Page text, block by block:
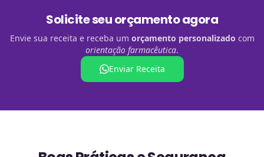
Solicite seu orçamento agora
Envie sua receita e receba um orçamento personalizado com
orientação farmacêutica.
Enviar Receita